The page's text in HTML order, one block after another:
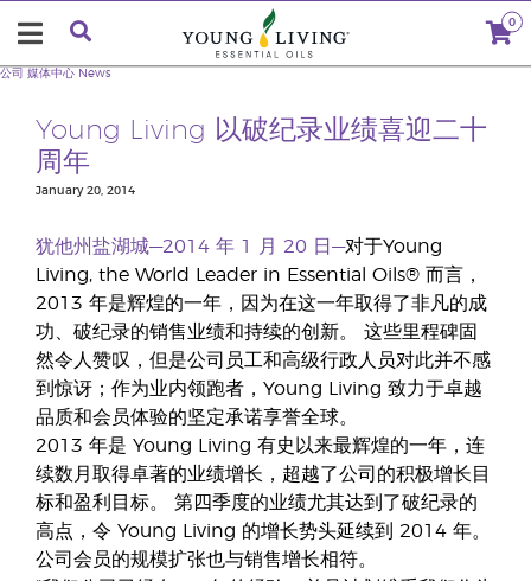
0
公司 媒体中心 News
Young Living 以破纪录业绩喜迎二十
周年
January 20, 2014
犹他州盐湖城—2014 年 1 月 20 日—对于Young
Living, the World Leader in Essential Oils® 而言，
2013 年是辉煌的一年，因为在这一年取得了非凡的成
功、破纪录的销售业绩和持续的创新。 这些里程碑固
然令人赞叹，但是公司员工和高级行政人员对此并不感
到惊讶；作为业内领跑者，Young Living 致力于卓越
品质和会员体验的坚定承诺享誉全球。
2013 年是 Young Living 有史以来最辉煌的一年，连
续数月取得卓著的业绩增长，超越了公司的积极增长目
标和盈利目标。 第四季度的业绩尤其达到了破纪录的
高点，令 Young Living 的增长势头延续到 2014 年。
公司会员的规模扩张也与销售增长相符。